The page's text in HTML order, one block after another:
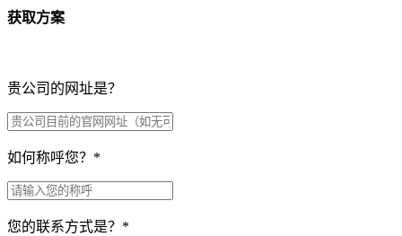
获取方案
贵公司的网址是？
如何称呼您？ *
您的联系方式是？ *